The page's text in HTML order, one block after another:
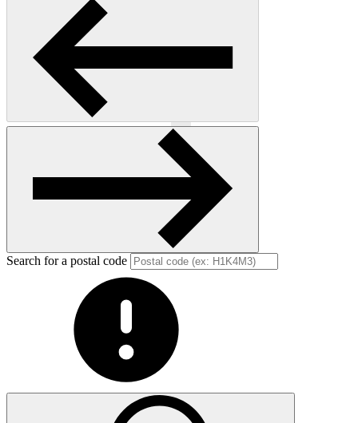
Previous
Search for a postal code